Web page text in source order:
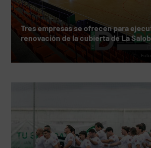
Tres empresas se ofrecen para
renovación de la cubierta de La